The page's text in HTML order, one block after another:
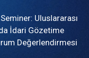
Uluslararası
İdari Gözetime
Değerlendirmesi